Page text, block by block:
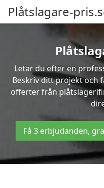
Plåtslagare-
Letar du efter en
Beskriv ditt projekt och
offerter från
Få 3 erbjudanden,